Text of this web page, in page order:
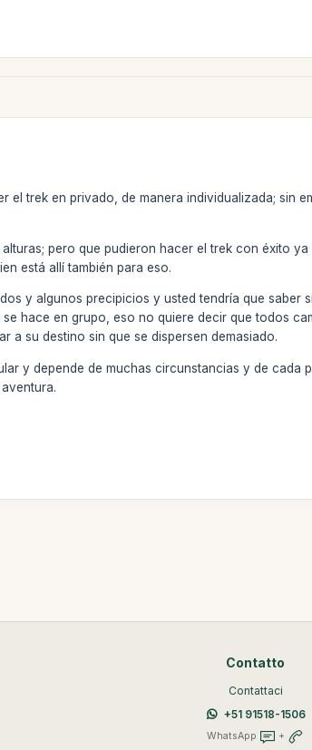
trek en privado, de manera individualizada; sin
pero que pudieron hacer el trek con éxito
está allí también para eso.
y algunos precipicios y usted tendría que saber
hace en grupo, eso no quiere decir que todos
a su destino sin que se dispersen demasiado.
y depende de muchas circunstancias y de cada
Contatto
Contattaci
+51 91518-1506
WhatsApp +